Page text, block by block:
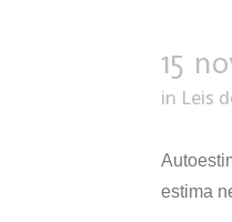
15
in Leis
estima